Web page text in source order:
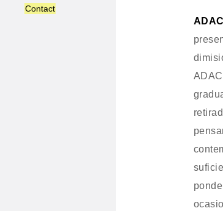
Contact